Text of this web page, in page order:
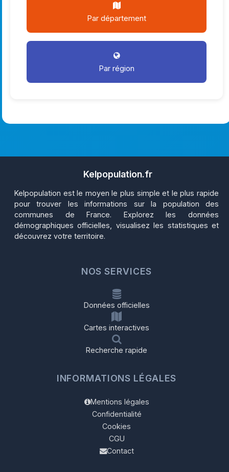
Par département
Par région
Kelpopulation.fr
Kelpopulation est le moyen le plus simple et le plus rapide
pour trouver les informations sur la population des
communes de France. Explorez les données
démographiques officielles, visualisez les statistiques et
découvrez votre territoire.
NOS SERVICES
Données officielles
Cartes interactives
Recherche rapide
INFORMATIONS LÉGALES
Mentions légales
Confidentialité
Cookies
CGU
Contact